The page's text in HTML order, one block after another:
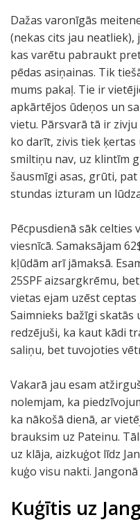
Dažas varonīgās
(nekas cits jau
kas varētu pabraukt
pēdas asiņainas. Tik
mums pakaļ. Tie ir
apkārtējos ūdeņos un
vietu. Pārsvarā tā ir
ko darīt, zivis tiek ķertas
smiltiņu nav, uz klintīm
šausmīgi asas, grūti,
stundas izturam un
Pēcpusdienā sāk celties
viesnīcā. Samaksājam
kļūdām arī jāmaksā.
25SPF aizsargkrēmu,
vietas ejam uzēst
Saimnieks bažīgi skatās
redzējuši, ka kaut kādi
saliņu, bet tuvojoties
Vakarā jau esam
nolemjam, ka
ka nākošā dienā, ar
brauksim uz Pateinu.
uz klāja, aizkuģot līdz
kuģo visu nakti.
Kuģītis uz